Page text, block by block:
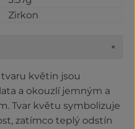
Zirkon
+
květin jsou
a okouzlí jemným a
Tvar květu symbolizuje
zatímco teplý odstín